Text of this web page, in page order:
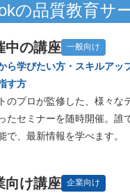
の品質教育サ
中の講座 一般向け
ら学びたい方・スキルアッ
す方
のプロが監修した、様々な
たセミナーを随時開催。誰
で、最新情報を学べます。
向け講座 企業向け